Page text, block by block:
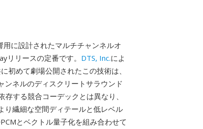
に設計されたマルチチャンネルオ
リリースの定番です。 DTS, Inc.によ
初めて劇場公開されたこの技術は、
ネルのディスクリートサラウンド
する競合コーデックとは異なり、
り繊細な空間ディテールと低レベル
とベクトル量子化を組み合わせて